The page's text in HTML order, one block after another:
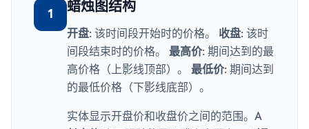
1 蜡烛图结构
开盘: 该时间段开始时的价格。 收盘: 该时
间段结束时的价格。 最高价: 期间达到的最
高价格（上影线顶部）。 最低价: 期间达到
的最低价格（下影线底部）。
实体显示开盘价和收盘价之间的范围。A